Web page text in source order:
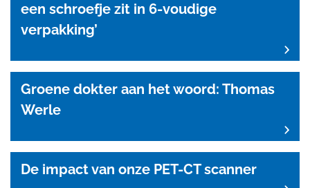
een schroefje zit in 6-voudige
verpakking’
Groene dokter aan het woord: Thomas
Werle
De impact van onze PET-CT scanner